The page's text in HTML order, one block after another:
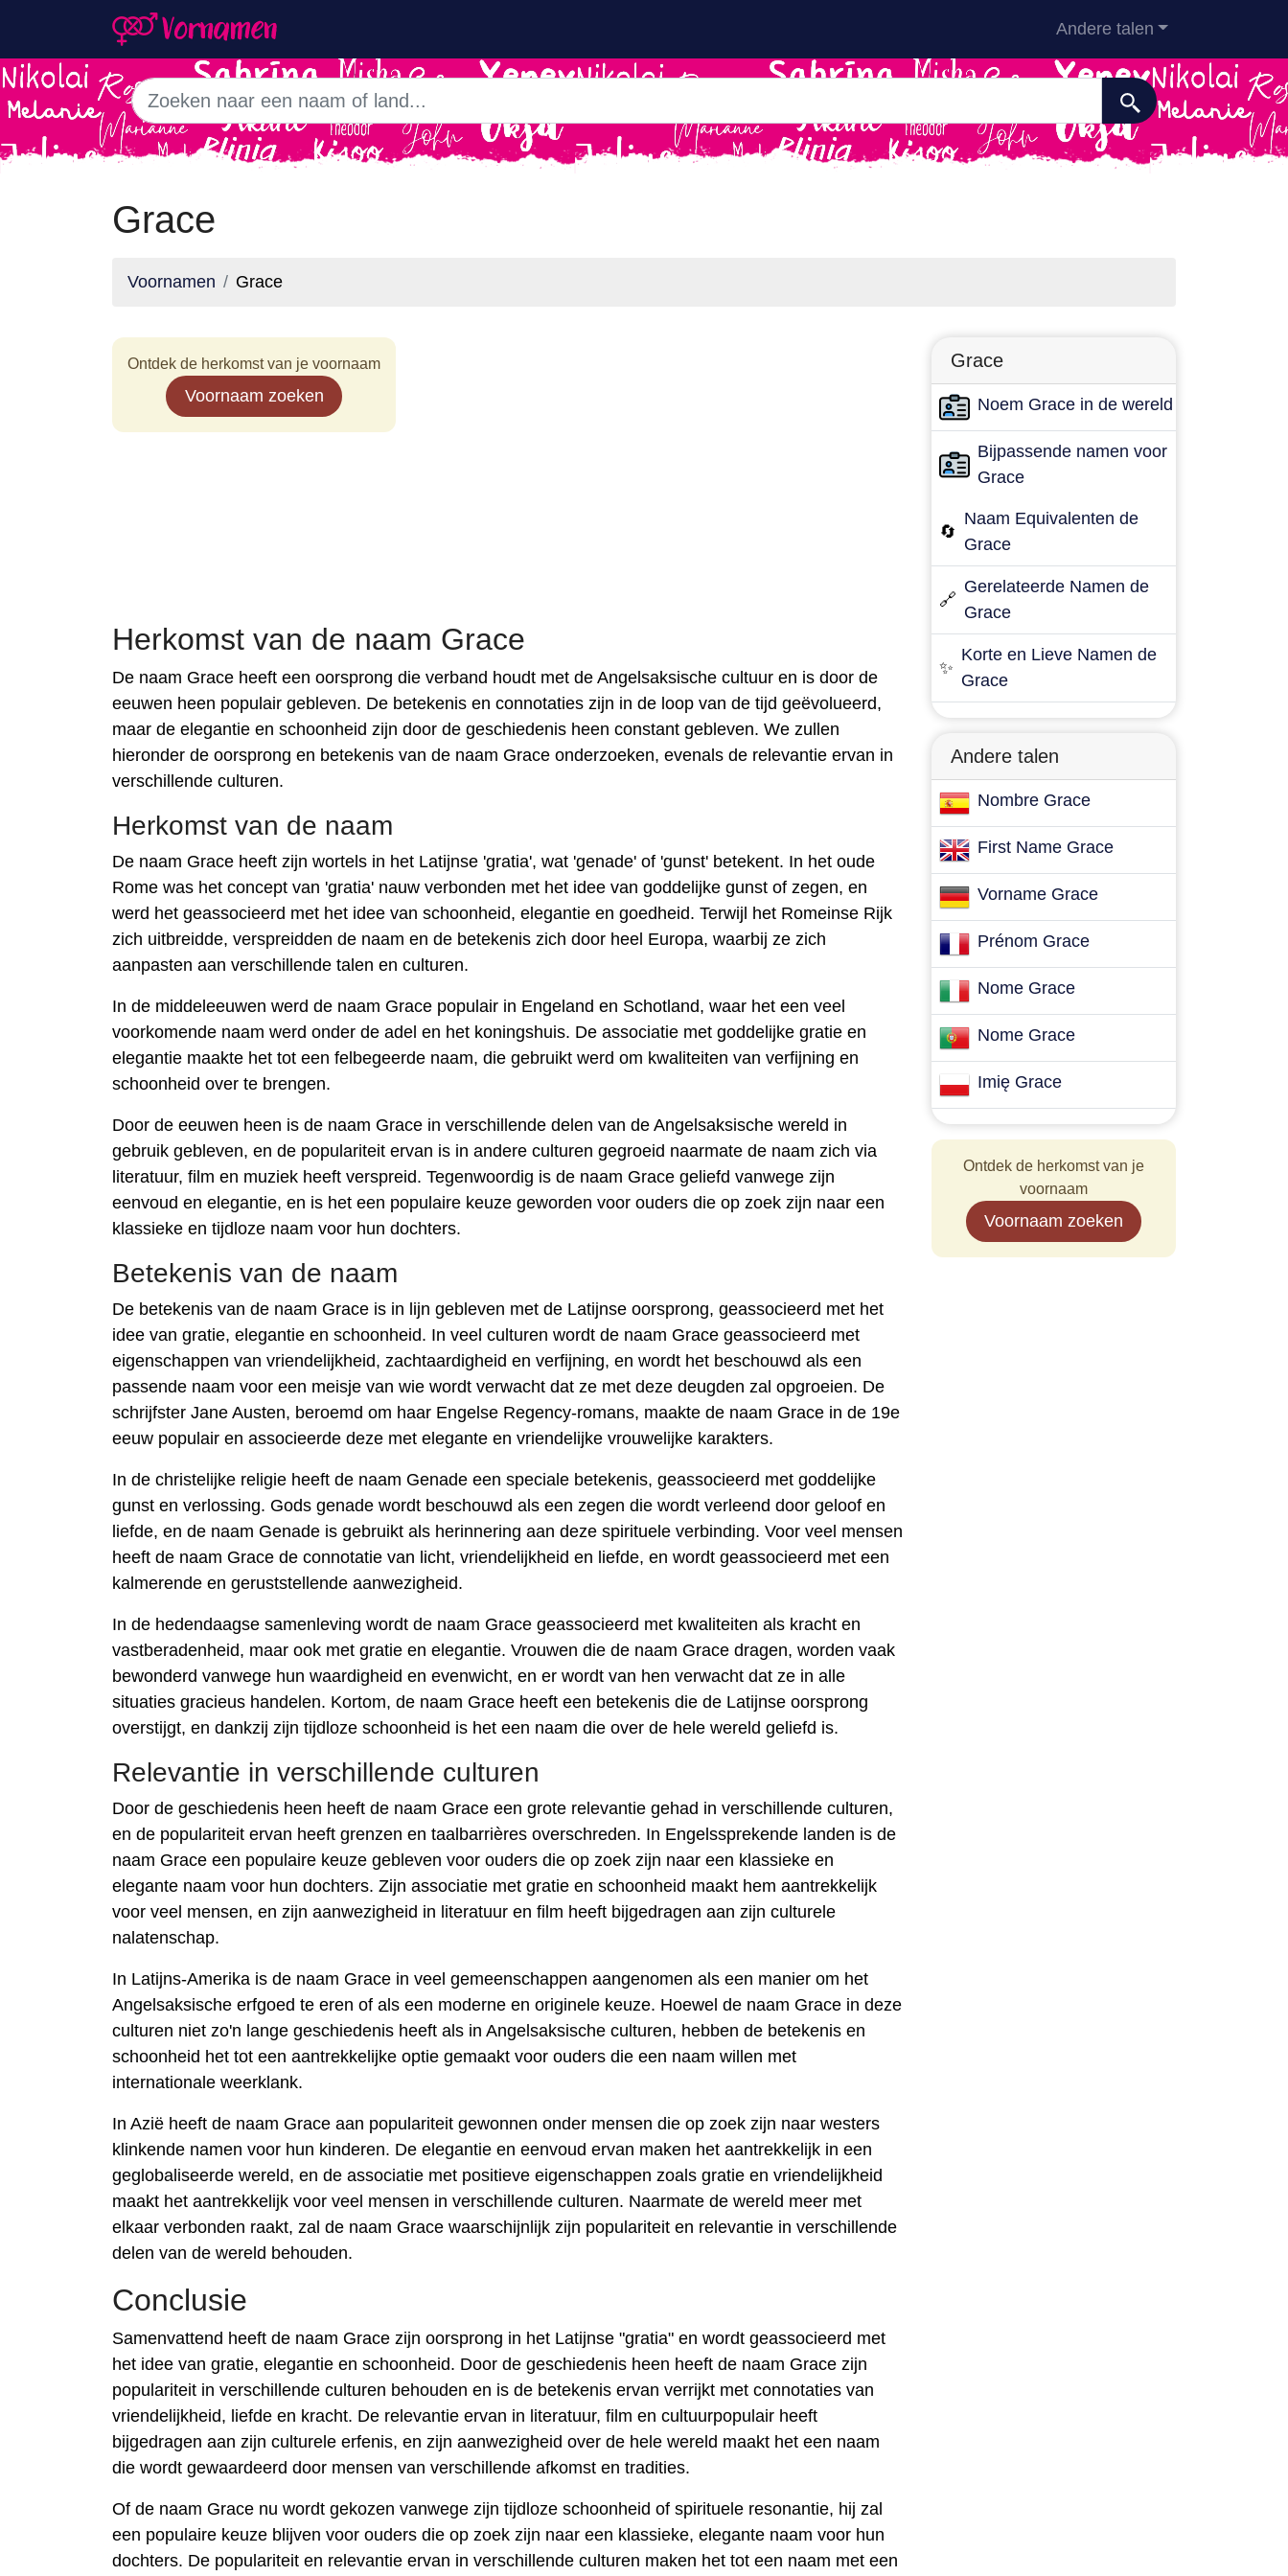
Andere talen
Grace
Voornamen Grace
Ontdek de herkomst van je voornaam
Voornaam zoeken
Herkomst van de naam Grace
De naam Grace heeft een oorsprong die verband houdt met de Angelsaksische cultuur en is door de
eeuwen heen populair gebleven. De betekenis en connotaties zijn in de loop van de tijd geëvolueerd,
maar de elegantie en schoonheid zijn door de geschiedenis heen constant gebleven. We zullen
hieronder de oorsprong en betekenis van de naam Grace onderzoeken, evenals de relevantie ervan in
verschillende culturen.
Herkomst van de naam
De naam Grace heeft zijn wortels in het Latijnse 'gratia', wat 'genade' of 'gunst' betekent. In het oude
Rome was het concept van 'gratia' nauw verbonden met het idee van goddelijke gunst of zegen, en
werd het geassocieerd met het idee van schoonheid, elegantie en goedheid. Terwijl het Romeinse Rijk
zich uitbreidde, verspreidden de naam en de betekenis zich door heel Europa, waarbij ze zich
aanpasten aan verschillende talen en culturen.
In de middeleeuwen werd de naam Grace populair in Engeland en Schotland, waar het een veel
voorkomende naam werd onder de adel en het koningshuis. De associatie met goddelijke gratie en
elegantie maakte het tot een felbegeerde naam, die gebruikt werd om kwaliteiten van verfijning en
schoonheid over te brengen.
Door de eeuwen heen is de naam Grace in verschillende delen van de Angelsaksische wereld in
gebruik gebleven, en de populariteit ervan is in andere culturen gegroeid naarmate de naam zich via
literatuur, film en muziek heeft verspreid. Tegenwoordig is de naam Grace geliefd vanwege zijn
eenvoud en elegantie, en is het een populaire keuze geworden voor ouders die op zoek zijn naar een
klassieke en tijdloze naam voor hun dochters.
Betekenis van de naam
De betekenis van de naam Grace is in lijn gebleven met de Latijnse oorsprong, geassocieerd met het
idee van gratie, elegantie en schoonheid. In veel culturen wordt de naam Grace geassocieerd met
eigenschappen van vriendelijkheid, zachtaardigheid en verfijning, en wordt het beschouwd als een
passende naam voor een meisje van wie wordt verwacht dat ze met deze deugden zal opgroeien. De
schrijfster Jane Austen, beroemd om haar Engelse Regency-romans, maakte de naam Grace in de 19e
eeuw populair en associeerde deze met elegante en vriendelijke vrouwelijke karakters.
In de christelijke religie heeft de naam Genade een speciale betekenis, geassocieerd met goddelijke
gunst en verlossing. Gods genade wordt beschouwd als een zegen die wordt verleend door geloof en
liefde, en de naam Genade is gebruikt als herinnering aan deze spirituele verbinding. Voor veel mensen
heeft de naam Grace de connotatie van licht, vriendelijkheid en liefde, en wordt geassocieerd met een
kalmerende en geruststellende aanwezigheid.
In de hedendaagse samenleving wordt de naam Grace geassocieerd met kwaliteiten als kracht en
vastberadenheid, maar ook met gratie en elegantie. Vrouwen die de naam Grace dragen, worden vaak
bewonderd vanwege hun waardigheid en evenwicht, en er wordt van hen verwacht dat ze in alle
situaties gracieus handelen. Kortom, de naam Grace heeft een betekenis die de Latijnse oorsprong
overstijgt, en dankzij zijn tijdloze schoonheid is het een naam die over de hele wereld geliefd is.
Relevantie in verschillende culturen
Door de geschiedenis heen heeft de naam Grace een grote relevantie gehad in verschillende culturen,
en de populariteit ervan heeft grenzen en taalbarrières overschreden. In Engelssprekende landen is de
naam Grace een populaire keuze gebleven voor ouders die op zoek zijn naar een klassieke en
elegante naam voor hun dochters. Zijn associatie met gratie en schoonheid maakt hem aantrekkelijk
voor veel mensen, en zijn aanwezigheid in literatuur en film heeft bijgedragen aan zijn culturele
nalatenschap.
In Latijns-Amerika is de naam Grace in veel gemeenschappen aangenomen als een manier om het
Angelsaksische erfgoed te eren of als een moderne en originele keuze. Hoewel de naam Grace in deze
culturen niet zo'n lange geschiedenis heeft als in Angelsaksische culturen, hebben de betekenis en
schoonheid het tot een aantrekkelijke optie gemaakt voor ouders die een naam willen met
internationale weerklank.
In Azië heeft de naam Grace aan populariteit gewonnen onder mensen die op zoek zijn naar westers
klinkende namen voor hun kinderen. De elegantie en eenvoud ervan maken het aantrekkelijk in een
geglobaliseerde wereld, en de associatie met positieve eigenschappen zoals gratie en vriendelijkheid
maakt het aantrekkelijk voor veel mensen in verschillende culturen. Naarmate de wereld meer met
elkaar verbonden raakt, zal de naam Grace waarschijnlijk zijn populariteit en relevantie in verschillende
delen van de wereld behouden.
Conclusie
Samenvattend heeft de naam Grace zijn oorsprong in het Latijnse "gratia" en wordt geassocieerd met
het idee van gratie, elegantie en schoonheid. Door de geschiedenis heen heeft de naam Grace zijn
populariteit in verschillende culturen behouden en is de betekenis ervan verrijkt met connotaties van
vriendelijkheid, liefde en kracht. De relevantie ervan in literatuur, film en cultuurpopulair heeft
bijgedragen aan zijn culturele erfenis, en zijn aanwezigheid over de hele wereld maakt het een naam
die wordt gewaardeerd door mensen van verschillende afkomst en tradities.
Of de naam Grace nu wordt gekozen vanwege zijn tijdloze schoonheid of spirituele resonantie, hij zal
een populaire keuze blijven voor ouders die op zoek zijn naar een klassieke, elegante naam voor hun
dochters. De populariteit en relevantie ervan in verschillende culturen maken het tot een naam met een
Grace
Noem Grace in de wereld
Bijpassende namen voor
Grace
🔄
Naam Equivalenten de
Grace
🔗
Gerelateerde Namen de
Grace
✨
Korte en Lieve Namen de
Grace
Andere talen
Nombre Grace
First Name Grace
Vorname Grace
Prénom Grace
Nome Grace
Nome Grace
Imię Grace
Ontdek de herkomst van je
voornaam
Voornaam zoeken